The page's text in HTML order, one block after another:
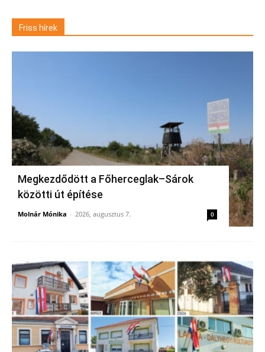
Friss hírek
Megkezdődött a Főherceglak–Sárok
közötti út építése
Molnár Mónika - 2026, augusztus 7. 0